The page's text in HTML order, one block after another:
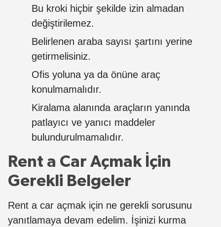
Bu kroki hiçbir şekilde izin almadan
değiştirilemez.
Belirlenen araba sayısı şartını yerine
getirmelisiniz.
Ofis yoluna ya da önüne araç
konulmamalıdır.
Kiralama alanında araçların yanında
patlayıcı ve yanıcı maddeler
bulundurulmamalıdır.
Rent a Car Açmak İçin
Gerekli Belgeler
Rent a car açmak için ne gerekli sorusunu
yanıtlamaya devam edelim. İşinizi kurma